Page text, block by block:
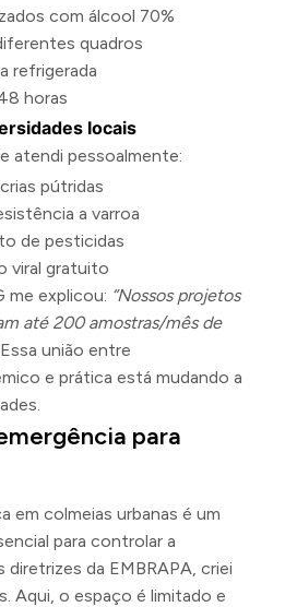
com álcool 70%
quadros
refrigerada
horas
locais
atendi pessoalmente:
pútridas
a varroa
de pesticidas
viral gratuito
me explicou: “Nossos projetos
até 200 amostras/mês de
união entre
e prática está mudando a
para
em colmeias urbanas é um
para controlar a
diretrizes da EMBRAPA, criei
Aqui, o espaço é limitado e